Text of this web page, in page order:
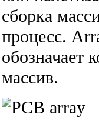
сборка
процесс.
обозначает
массив.